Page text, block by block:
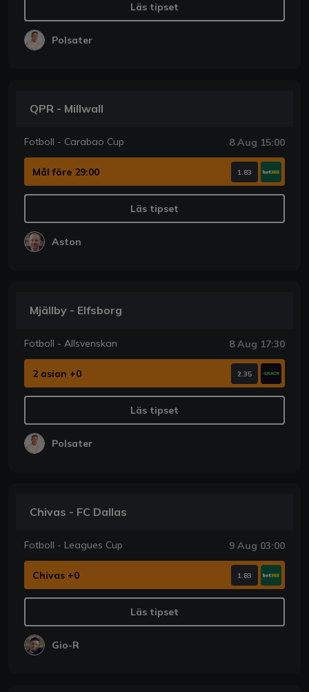
Läs tipset
Polsater
QPR - Millwall
Fotboll - Carabao Cup 8 Aug 15:00
Mål före 29:00 1.83
Läs tipset
Aston
Mjällby - Elfsborg
Fotboll - Allsvenskan 8 Aug 17:30
2 asian +0 2.35
Läs tipset
Polsater
Chivas - FC Dallas
Fotboll - Leagues Cup 9 Aug 03:00
Chivas +0 1.83
Läs tipset
Gio-R